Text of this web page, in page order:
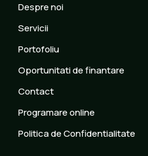
Despre noi
Servicii
Portofoliu
Oportunitati de finantare
Contact
Programare online
Politica de Confidentialitate